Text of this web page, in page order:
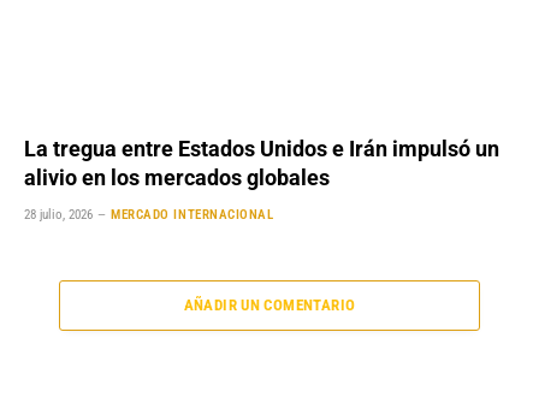
La tregua entre Estados Unidos e Irán impulsó un
alivio en los mercados globales
28 julio, 2026 MERCADO INTERNACIONAL
AÑADIR UN COMENTARIO